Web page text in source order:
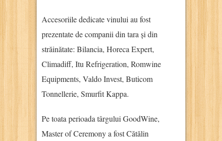
Accesoriile dedicate vinului au fost
prezentate de companii din tara și din
străinătate: Bilancia, Horeca Expert,
Climadiff, Itu Refrigeration, Romwine
Equipments, Valdo Invest, Buticom
Tonnellerie, Smurfit Kappa.
Pe toata perioada târgului GoodWine,
Master of Ceremony a fost Cătălin